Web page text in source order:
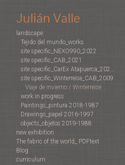
Julián Valle
landscape
Tejido del mundo_works
site specific_NEXO990_2022
site specific_CAB_2021
site specific_CarEx Atapuerca_2022-2019
site specific_Winterreise_CAB_2009
Viaje de invierno / Winterreise
work in progress
Paintings_pintura 2018-1987
Drawings_papel 2016-1997
objects_objetos 2019-1988
new exhibition
The fabric of the world_ PDFtext
Blog
curriculum